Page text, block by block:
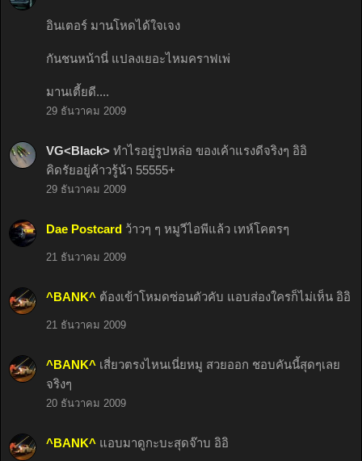
อินเตอร์ มานโหดได้ใจเจง
กันชนหน้านี่ แปลงเยอะไหมคราฟเพ่
มานเตี้ยดี....
29 ธันวาคม 2009
VG<Black> ทำไรอยู่รูปหล่อ ของเค้าแรงดีจริงๆ อิอิ
คิดรัยอยู่ค้าวรู้น้า 55555+
29 ธันวาคม 2009
Dae Postcard ว้าวๆ ๆ หมูวีไอพีแล้ว เทห์โคตรๆ
21 ธันวาคม 2009
^BANK^ ต้องเข้าโหมดซ่อนตัวคับ แอบส่องใครก็ไม่เห็น อิอิ
21 ธันวาคม 2009
^BANK^ เสี่ยวตรงไหนเนี่ยหมู สวยออก ชอบคันนี้สุดๆเลย
จริงๆ
20 ธันวาคม 2009
^BANK^ แอบมาดูกะบะสุดจ๊าบ อิอิ